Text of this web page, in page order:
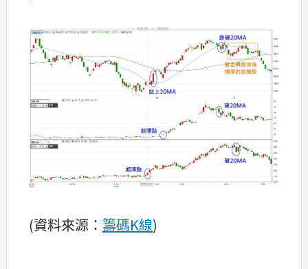
(資料來源： 籌碼K線)